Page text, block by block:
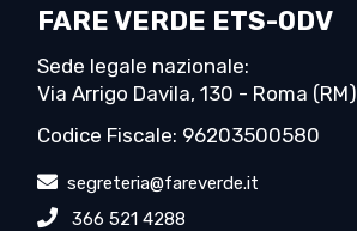
FARE VERDE ETS-ODV
Sede legale nazionale:
Via Arrigo Davila, 130 - Roma (RM)
Codice Fiscale: 96203500580
segreteria@fareverde.it
366 521 4288